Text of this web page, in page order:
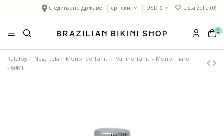
Сједињене Државе српски USD $ Lista želja (0)
0
Katalog Nega tela Monoi de Tahiti
Vahine Tahiti - Monoï Tiare
- 60Ml